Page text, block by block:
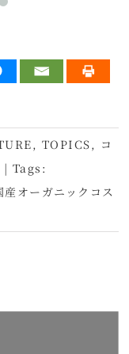
, TOPICS , コ
| Tags:
産オーガニックコス